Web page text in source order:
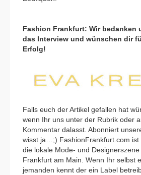
Fashion Frankfurt: Wir bedanken
das Interview und wünschen dir
Erfolg!
Falls euch der Artikel gefallen hat
wenn Ihr uns unter der Rubrik oder
Kommentar dalasst. Abonniert
wisst ja…;) FashionFrankfurt.com ist
die lokale Mode- und
Frankfurt am Main. Wenn Ihr selbst
jemanden kennt der ein Label